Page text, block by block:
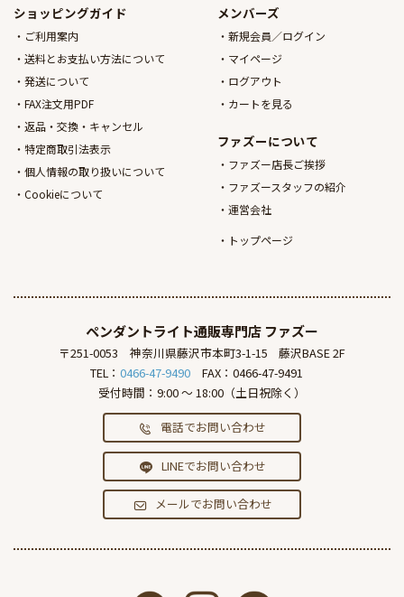
ショッピングガイド
ご利用案内
送料とお支払い方法について
発送について
FAX注文用PDF
返品・交換・キャンセル
特定商取引法表示
個人情報の取り扱いについて
Cookieについて
メンバーズ
新規会員／ログイン
マイページ
ログアウト
カートを見る
ファズーについて
ファズー店長ご挨拶
ファズースタッフの紹介
運営会社
トップページ
ペンダントライト通販専門店 ファズー
〒251-0053 神奈川県藤沢市本町3-1-15
藤沢BASE 2F
TEL： 0466-47-9490
FAX：0466-47-9491
受付時間：9:00 ～ 18:00（土日祝除く）
電話でお問い合わせ
LINEでお問い合わせ
メールでお問い合わせ